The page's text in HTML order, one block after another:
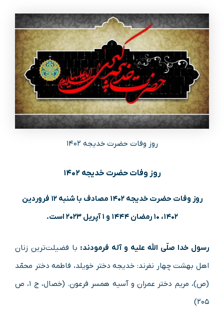
روز وفات حضرت خدیجه ۱۴۰۲
روز وفات حضرت خدیجه ۱۴۰۲
روز وفات حضرت خدیجه ۱۴۰۲ مصادف با شنبه ۱۲ فروردین
۱۴۰۲، ۱۰ رمضان ۱۴۴۴ و ۱ آپریل ۲۰۲۳ است.
رسول خدا صلّی الله علیه و آله فرمودند: با فضیلت‌ترین زنان
اهل بهشت چهار نفرند: خدیجه دختر خویلد، فاطمه دختر محمّد
(ص)، مریم دختر عمران و آسیه همسر فرعون. (خصال، ج ۱، ص
۲۰۵)